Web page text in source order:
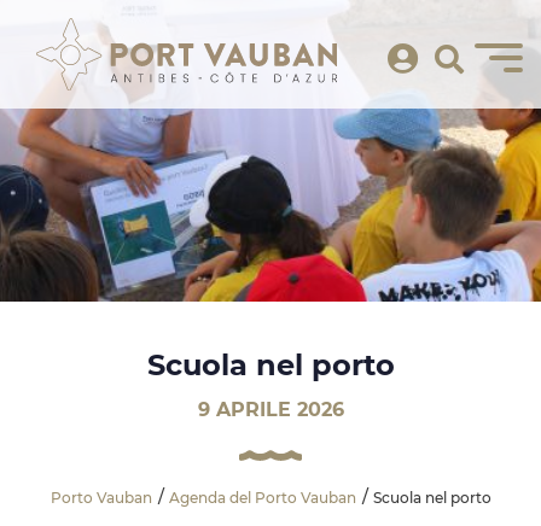
Scuola nel porto
9 APRILE 2026
Porto Vauban Agenda del Porto Vauban Scuola nel porto